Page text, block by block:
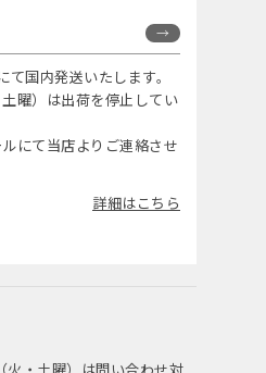
国内発送いたします。
曜）は出荷を停止してい
にて当店よりご連絡させ
詳細はこちら
・土曜）は問い合わせ対